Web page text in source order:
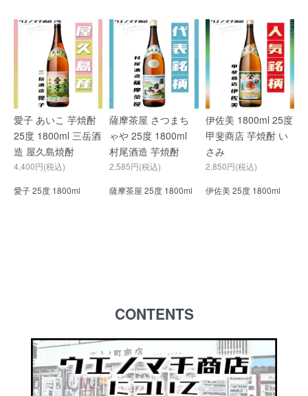
愛子 あいこ 芋焼酎
25度 1800ml 三岳酒
造 屋久島焼酎
4,400円(税込)
愛子 25度 1800ml
薩摩茶屋 さつまち
ゃや 25度 1800ml
村尾酒造 芋焼酎
2,585円(税込)
薩摩茶屋 25度 1800ml
伊佐美 1800ml 25度
甲斐商店 芋焼酎 い
さみ
2,850円(税込)
伊佐美 25度 1800ml
CONTENTS